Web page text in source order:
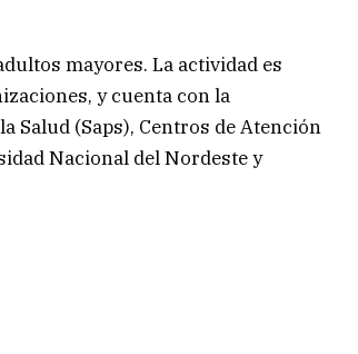
mayores. La actividad es
y cuenta con la
Salud (Saps), Centros de Atención
Nacional del Nordeste y